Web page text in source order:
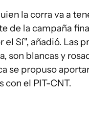
la corra va a
de la campaña
Sí", añadió. Las
son blancas y
se propuso
el PIT-CNT.